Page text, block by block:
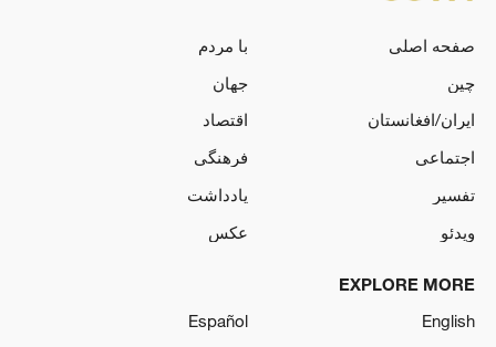
صفحه اصلی
با مردم
چین
جهان
ایران/افغانستان
اقتصاد
اجتماعی
فرهنگی
تفسیر
یادداشت
ویدئو
عکس
EXPLORE MORE
English
Español